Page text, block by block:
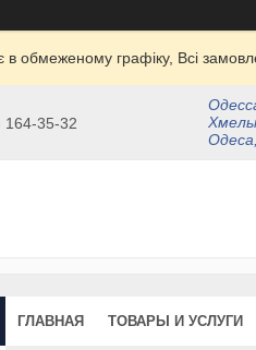
обмеженому графіку, Всі
164-35-32
ГЛАВНАЯ ТОВАРЫ И УСЛУГИ